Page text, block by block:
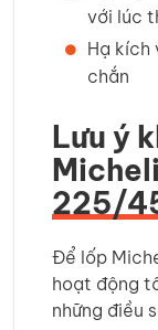
với lúc
Hạ kích
chắn
Lưu ý
225/
Để lốp
hoạt động
những điều